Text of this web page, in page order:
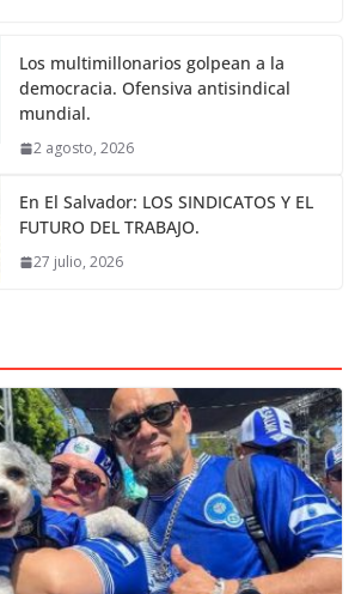
Los multimillonarios golpean a la
democracia. Ofensiva antisindical
mundial.
2 agosto, 2026
En El Salvador: LOS SINDICATOS Y EL
FUTURO DEL TRABAJO.
27 julio, 2026